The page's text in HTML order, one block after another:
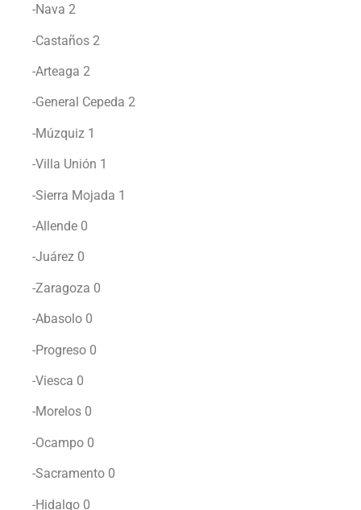
-Nava 2
-Castaños 2
-Arteaga 2
-General Cepeda 2
-Múzquiz 1
-Villa Unión 1
-Sierra Mojada 1
-Allende 0
-Juárez 0
-Zaragoza 0
-Abasolo 0
-Progreso 0
-Viesca 0
-Morelos 0
-Ocampo 0
-Sacramento 0
-Hidalgo 0